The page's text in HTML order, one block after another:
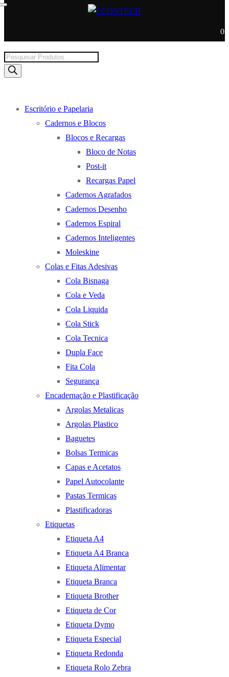
0
Products
search
Escritório e Papelaria
Cadernos e Blocos
Blocos e Recargas
Bloco de Notas
Post-it
Recargas Papel
Cadernos Agrafados
Cadernos Desenho
Cadernos Espiral
Cadernos Inteligentes
Moleskine
Colas e Fitas Adesivas
Cola Bisnaga
Cola e Veda
Cola Liquida
Cola Stick
Cola Tecnica
Dupla Face
Fita Cola
Segurança
Encadernação e Plastificação
Argolas Metalicas
Argolas Plastico
Baguetes
Bolsas Termicas
Capas e Acetatos
Papel Autocolante
Pastas Termicas
Plastificadoras
Etiquetas
Etiqueta A4
Etiqueta A4 Branca
Etiqueta Alimentar
Etiqueta Branca
Etiqueta Brother
Etiqueta de Cor
Etiqueta Dymo
Etiqueta Especial
Etiqueta Redonda
Etiqueta Rolo Zebra